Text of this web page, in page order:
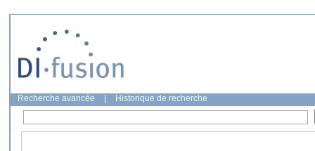
Recherche avancée Historique de recherche